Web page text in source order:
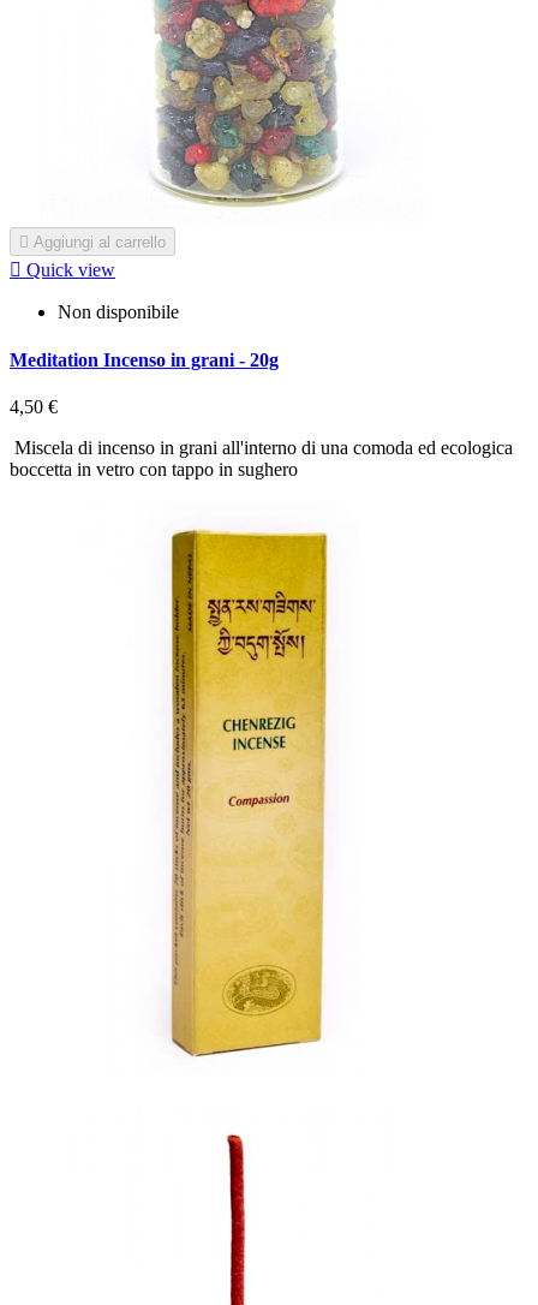
 Aggiungi al carrello
 Quick view
Non disponibile
Meditation Incenso in grani - 20g
4,50 €
Miscela di incenso in grani all'interno di una comoda ed ecologica
boccetta in vetro con tappo in sughero